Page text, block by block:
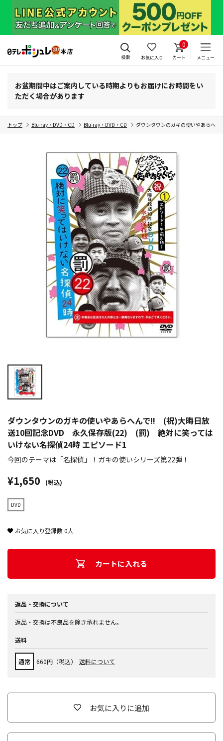
検索 お気に入り
0
カート メニュー
お盆期間中はご案内している時期よりもお届けにお時間をい
ただく場合があります
トップ Blu-ray・DVD・CD Blu-ray・DVD・CD ダウンタウンのガキの使いやあらへ
ダウンタウンのガキの使いやあらへんで!! (祝)大晦日放
送10回記念DVD 永久保存版(22) (罰) 絶対に笑っては
いけない名探偵24時 エピソード1
今回のテーマは「名探偵」！ガキの使いシリーズ第22弾！
¥1,650 (税込)
DVD
お気に入り登録数0人
カートに入れる
返品・交換について
返品・交換は不良品を除き承れません。
送料
通常 660円（税込） 送料について
お気に入りに追加